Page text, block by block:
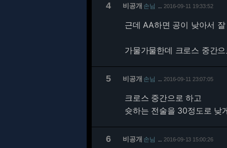
4 비공개 손님 2016-09-11 19:33:52
근데 AA하면 공이 낮아서
가물가물한데 크로스 중간
5 비공개 손님 2016-09-11 23:07:05
크로스 중간으로 하고
슛하는 전술을 30정도로 낮
6 비공개 손님 2016-09-13 15:00:26